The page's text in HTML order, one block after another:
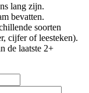
lang zijn.
bevatten.
soorten
cijfer of leesteken).
de laatste 2+